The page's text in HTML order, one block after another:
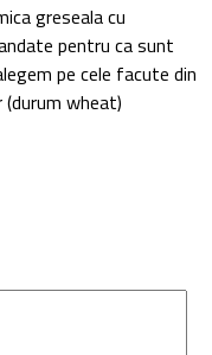
greseala cu
pentru ca sunt
pe cele facute din
(durum wheat)